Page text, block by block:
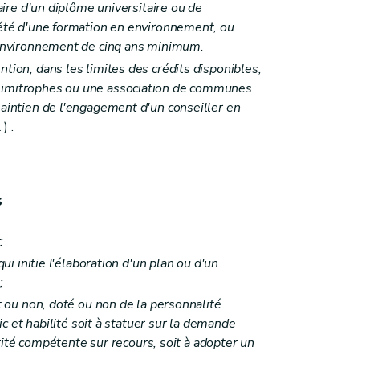
d'un diplôme universitaire ou de
d'une formation en environnement, ou
de cinq ans minimum.
dans les limites des crédits disponibles,
ou une association de communes
de l'engagement d'un conseiller en
.
initie l'élaboration d'un plan ou d'un
non, doté ou non de la personnalité
et habilité soit à statuer sur la demande
compétente sur recours, soit à adopter un